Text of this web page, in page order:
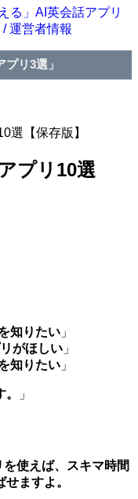
る」AI英会話アプリ
運営者情報
リ3選」
選【保存版】
プリ10選
知りたい 」
がほしい 」
知りたい 」
」
使えば、スキマ時間
ますよ。